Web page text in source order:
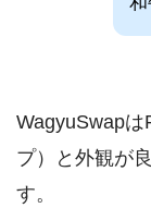
WagyuSwapは
プ）と外観が
す。